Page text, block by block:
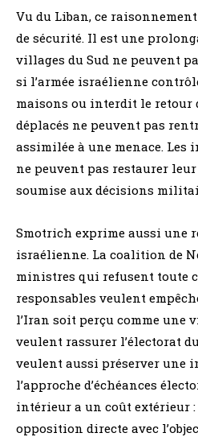
Vu du Liban, ce
de sécurité. Il est une
villages du Sud ne peuvent
si l’armée israélienne
maisons ou interdit le retour
déplacés ne peuvent pas
assimilée à une menace.
ne peuvent pas restaurer
soumise aux décisions
Smotrich exprime aussi une
israélienne. La coalition de
ministres qui refusent toute
responsables veulent
l’Iran soit perçu comme une
veulent rassurer l’électorat
veulent aussi préserver une
l’approche d’échéances
intérieur a un coût extérieur
opposition directe avec